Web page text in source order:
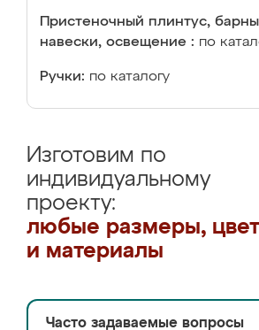
Пристеночный плинтус,
навески, освещение : по
Ручки: по каталогу
Изготовим по
индивидуальному
проекту:
любые размеры,
и материалы
Часто задаваемые вопросы